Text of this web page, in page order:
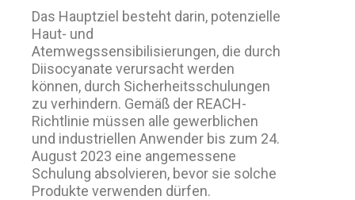
Das Hauptziel besteht darin, potenzielle
Haut- und
Atemwegssensibilisierungen, die durch
Diisocyanate verursacht werden
können, durch Sicherheitsschulungen
zu verhindern. Gemäß der REACH-
Richtlinie müssen alle gewerblichen
und industriellen Anwender bis zum 24.
August 2023 eine angemessene
Schulung absolvieren, bevor sie solche
Produkte verwenden dürfen.